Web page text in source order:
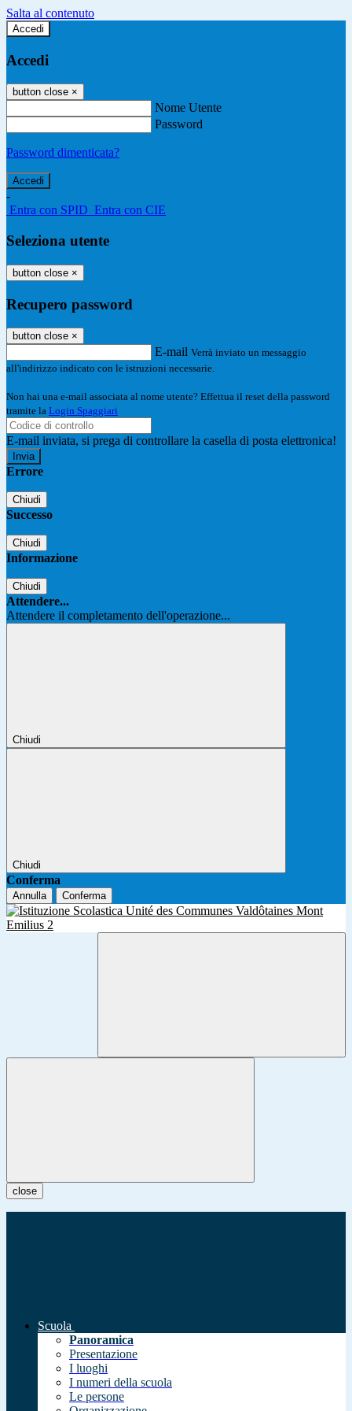
Salta al contenuto
Accedi
Accedi
button close ×
Nome Utente
Password
Password dimenticata?
-
Entra con SPID Entra con CIE
Seleziona utente
button close ×
Recupero password
button close ×
E-mail Verrà inviato un messaggio
all'indirizzo indicato con le istruzioni necessarie.
Non hai una e-mail associata al nome utente? Effettua il reset della password
tramite la Login Spaggiari
E-mail inviata, si prega di controllare la casella di posta elettronica!
Errore
Chiudi
Successo
Chiudi
Informazione
Chiudi
Attendere...
Attendere il completamento dell'operazione...
Chiudi
Chiudi
Conferma
Annulla Conferma
close
Scuola
Panoramica
Presentazione
I luoghi
I numeri della scuola
Le persone